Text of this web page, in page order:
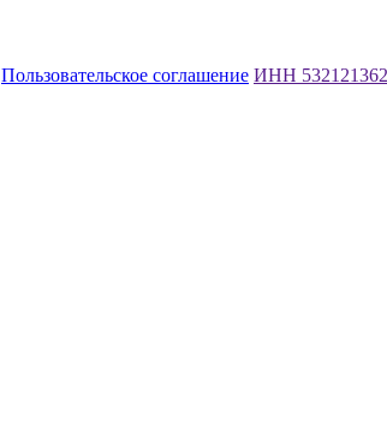
Пользовательское соглашение ИНН